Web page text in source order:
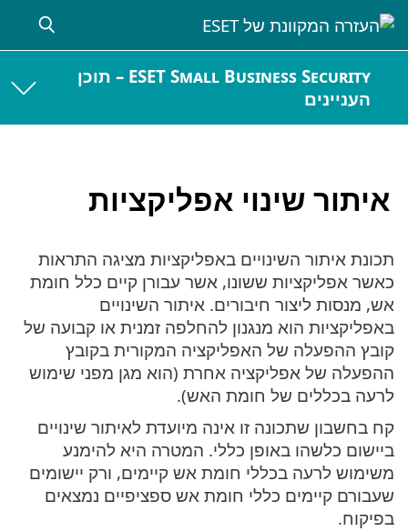
ESET Small Business Security – תוכן
העניינים
איתור שינוי אפליקציות
תכונת איתור השינויים באפליקציות מציגה התראות
כאשר אפליקציות ששונו, אשר עבורן קיים כלל חומת
אש, מנסות ליצור חיבורים. איתור השינויים
באפליקציות הוא מנגנון להחלפה זמנית או קבועה של
קובץ ההפעלה של האפליקציה המקורית בקובץ
ההפעלה של אפליקציה אחרת (הוא מגן מפני שימוש
לרעה בכללים של חומת האש).
קח בחשבון שתכונה זו אינה מיועדת לאיתור שינויים
ביישום כלשהו באופן כללי. המטרה היא להימנע
משימוש לרעה בכללי חומת אש קיימים, ורק יישומים
שעבורם קיימים כללי חומת אש ספציפיים נמצאים
בפיקוח.